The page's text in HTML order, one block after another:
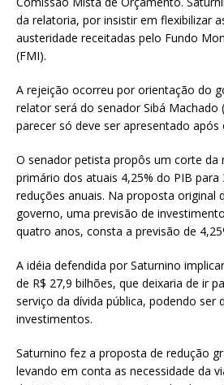
da relatoria, por insistir em flexibilizar
austeridade receitadas pelo Fundo
(FMI).
A rejeição ocorreu por orientação do
relator será do senador Sibá Machado
parecer só deve ser apresentado após
O senador petista propôs um corte da
primário dos atuais 4,25% do PIB para
reduções anuais. Na proposta original
governo, uma previsão de
quatro anos, consta a previsão de
A idéia defendida por Saturnino
de R$ 27,9 bilhões, que deixaria de ir
serviço da dívida pública, podendo ser
investimentos.
Saturnino fez a proposta de redução
levando em conta as necessidade da